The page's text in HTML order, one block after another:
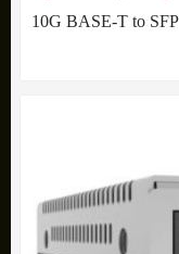
10G BASE-T to